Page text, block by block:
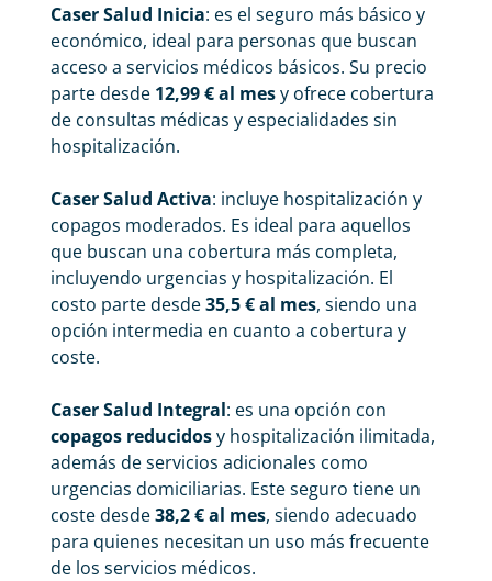
Caser Salud Inicia: es el seguro más básico y
económico, ideal para personas que buscan
acceso a servicios médicos básicos. Su precio
parte desde 12,99 € al mesy ofrece cobertura
de consultas médicas y especialidades sin
hospitalización.
Caser Salud Activa: incluye hospitalización y
copagos moderados. Es ideal para aquellos
que buscan una cobertura más completa,
incluyendo urgencias y hospitalización. El
costo parte desde35,5 € al mes, siendo una
opción intermedia en cuanto a cobertura y
coste.
Caser Salud Integral: es una opción con
copagos reducidosy hospitalización ilimitada,
además de servicios adicionales como
urgencias domiciliarias. Este seguro tiene un
coste desde38,2 € al mes, siendo adecuado
para quienes necesitan un uso más frecuente
de los servicios médicos.